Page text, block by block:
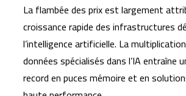
La flambée des prix est largement
croissance rapide des infrastructures
l’intelligence artificielle. La
données spécialisés dans l’IA entraîne
record en puces mémoire et en